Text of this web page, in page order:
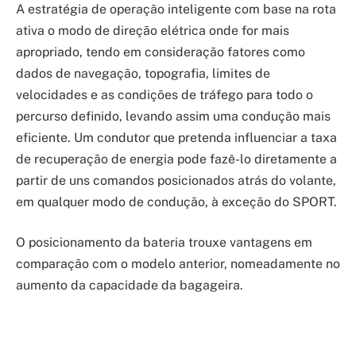
A estratégia de operação inteligente com base na rota
ativa o modo de direção elétrica onde for mais
apropriado, tendo em consideração fatores como
dados de navegação, topografia, limites de
velocidades e as condições de tráfego para todo o
percurso definido, levando assim uma condução mais
eficiente. Um condutor que pretenda influenciar a taxa
de recuperação de energia pode fazê-lo diretamente a
partir de uns comandos posicionados atrás do volante,
em qualquer modo de condução, à exceção do SPORT.
O posicionamento da bateria trouxe vantagens em
comparação com o modelo anterior, nomeadamente no
aumento da capacidade da bagageira.